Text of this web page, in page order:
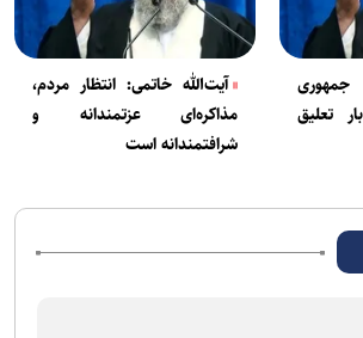
جمهوری
تعلیق
آیت‌الله خاتمی: انتظار مردم،
مذاکره‌ای عزتمندانه و
شرافتمندانه است